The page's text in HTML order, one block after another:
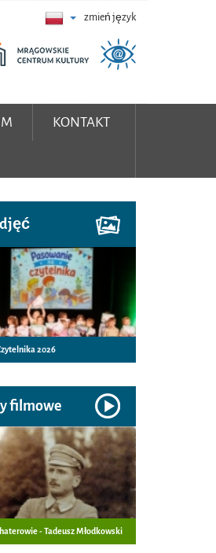
zmień język
KONTAKT
2026
filmowe
- Tadeusz Młodkowski